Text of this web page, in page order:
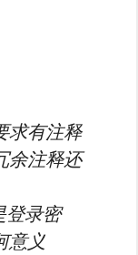
求有注释
余注释还
登录密
意义